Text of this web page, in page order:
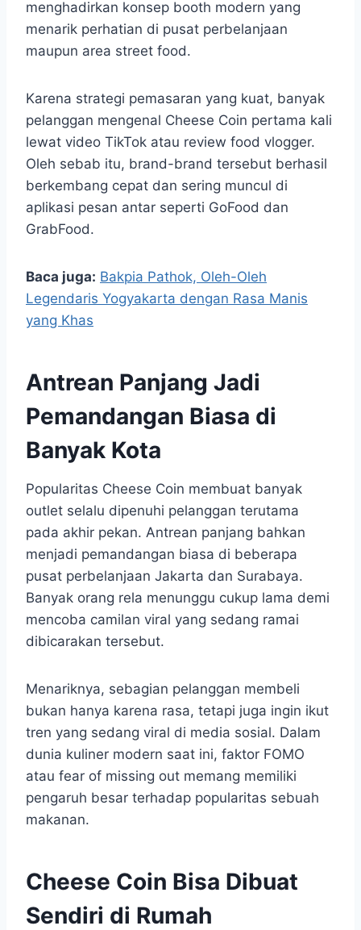
menghadirkan konsep booth modern yang
menarik perhatian di pusat perbelanjaan
maupun area street food.
Karena strategi pemasaran yang kuat, banyak
pelanggan mengenal Cheese Coin pertama kali
lewat video TikTok atau review food vlogger.
Oleh sebab itu, brand-brand tersebut berhasil
berkembang cepat dan sering muncul di
aplikasi pesan antar seperti GoFood dan
GrabFood.
Baca juga: Bakpia Pathok, Oleh-Oleh
Legendaris Yogyakarta dengan Rasa Manis
yang Khas
Antrean Panjang Jadi
Pemandangan Biasa di
Banyak Kota
Popularitas Cheese Coin membuat banyak
outlet selalu dipenuhi pelanggan terutama
pada akhir pekan. Antrean panjang bahkan
menjadi pemandangan biasa di beberapa
pusat perbelanjaan Jakarta dan Surabaya.
Banyak orang rela menunggu cukup lama demi
mencoba camilan viral yang sedang ramai
dibicarakan tersebut.
Menariknya, sebagian pelanggan membeli
bukan hanya karena rasa, tetapi juga ingin ikut
tren yang sedang viral di media sosial. Dalam
dunia kuliner modern saat ini, faktor FOMO
atau fear of missing out memang memiliki
pengaruh besar terhadap popularitas sebuah
makanan.
Cheese Coin Bisa Dibuat
Sendiri di Rumah